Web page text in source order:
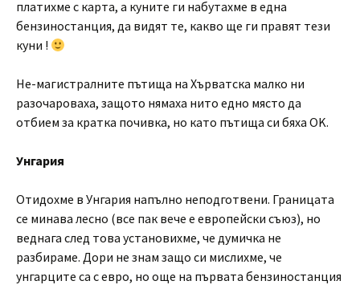
платихме с карта, а куните ги набутахме в една
бензиностанция, да видят те, какво ще ги правят тези
куни !
Не-магистралните пътища на Хърватска малко ни
разочароваха, защото нямаха нито едно място да
отбием за кратка почивка, но като пътища си бяха OK.
Унгария
Отидохме в Унгария напълно неподготвени. Границата
се минава лесно (все пак вече е европейски съюз), но
веднага след това установихме, че думичка не
разбираме. Дори не знам защо си мислихме, че
унгарците са с евро, но още на първата бензиностанция